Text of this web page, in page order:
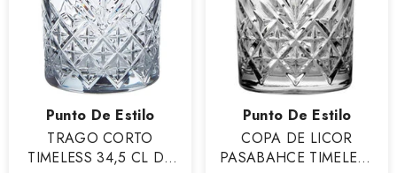
Vendor:
Punto De Estilo
TRAGO CORTO
TIMELESS 34,5 CL DE
Vendor:
Punto De Estilo
COPA DE LICOR
PASABAHCE TIMELESS